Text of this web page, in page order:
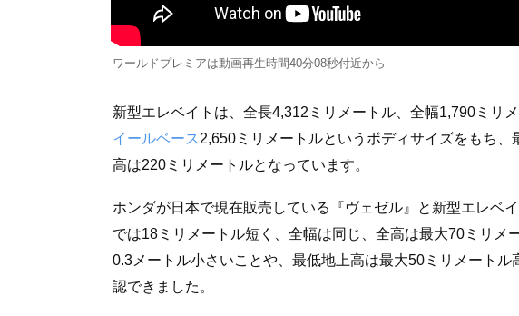
ワールドプレミアは動画再生時間40分08秒付近から
新型エレベイトは、全長4,312ミリメートル、全幅1,790ミリ
イールベース 2,650ミリメートルというボディサイズをもち
高は220ミリメートルとなっています。
ホンダが日本で現在販売している『ヴェゼル』と新型エレベ
では18ミリメートル短く、全幅は同じ、全高は最大70ミリメ
0.3メートル小さいことや、最低地上高は最大50ミリメート
認できました。